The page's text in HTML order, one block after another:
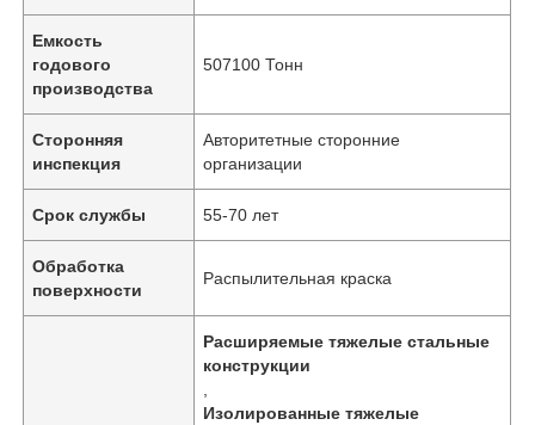
Емкость
годового
производства
507100 Тонн
Сторонняя
инспекция
Авторитетные сторонние
организации
Срок службы 55-70 лет
Обработка
поверхности
Распылительная краска
Расширяемые тяжелые стальные
конструкции
Изолированные тяжелые